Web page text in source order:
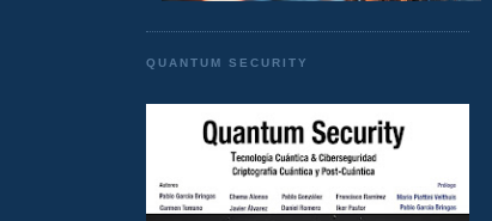
QUANTUM SECURITY